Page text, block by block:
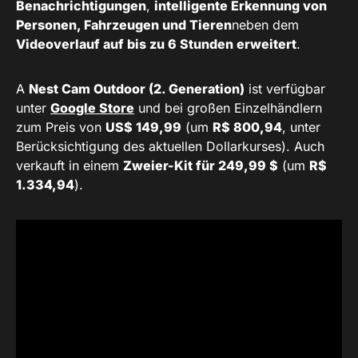
Benachrichtigungen, intelligente Erkennung von
Personen, Fahrzeugen und Tierenneben dem
Videoverlauf auf bis zu 6 Stunden erweitert.
A Nest Cam Outdoor (2. Generation) ist verfügbar
unter Google Store und bei großen Einzelhändlern
zum Preis von US$ 149,99 (um R$ 800,94, unter
Berücksichtigung des aktuellen Dollarkurses). Auch
verkauft in einem Zweier-Kit für 249,99 $ (um R$
1.334,94).